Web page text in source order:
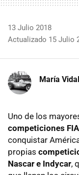
13 Julio 2018
Actualizado 15 Julio
María Vidal
Uno de los
competiciones FIA
conquistar
propias
Nascar e Indycar,